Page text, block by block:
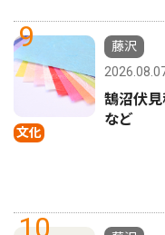
9
文化
藤沢
鵠沼伏
など
10